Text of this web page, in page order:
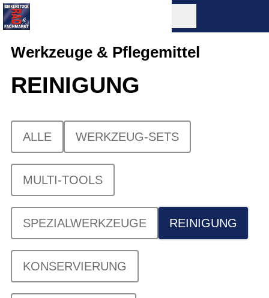
Werkzeuge & Pflegemittel
REINIGUNG
ALLE WERKZEUG-SETS
MULTI-TOOLS
SPEZIALWERKZEUGE REINIGUNG
KONSERVIERUNG